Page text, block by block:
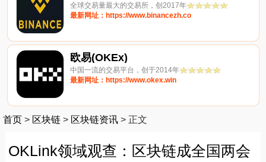
全球交易量最大的交易所，创2017年
最新网址：https://www.binancezh.co
欧易(OKEx)
中国一流的交易平台，创于2014年
最新网址：https://www.okex.win
首页 > 区块链 > 区块链资讯 > 正文
OKLink领域观查：区块链成全国两会